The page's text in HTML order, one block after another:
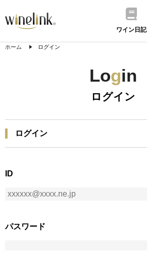
ワイン日記
ホーム ログイン
Login
ログイン
ログイン
ID
パスワード